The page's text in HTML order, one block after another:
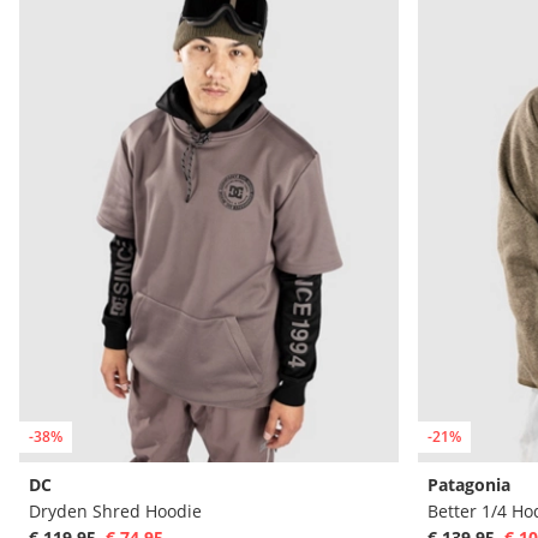
-38%
DC
Dryden Shred Hoodie
-21%
Patagonia
Better 1/4